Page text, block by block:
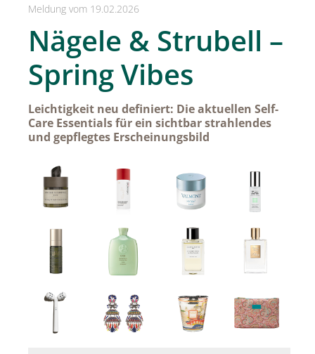
SPREAD Press Days
Achselkuss
Aromapflege Evelyn Deutsch
Brioche und Brösel
Carolina Herrera
Dorotheum Galerie
Dorotheum Juwelier
DUFTSTARS / The Fragrance Foundation Austria
EHINGER SCHWARZ 1876
Meldung vom 19.02.2026
Nägele & Strubell –
Spring Vibes
Leichtigkeit neu definiert: Die aktuellen Self-
Care Essentials für ein sichtbar strahlendes
und gepflegtes Erscheinungsbild